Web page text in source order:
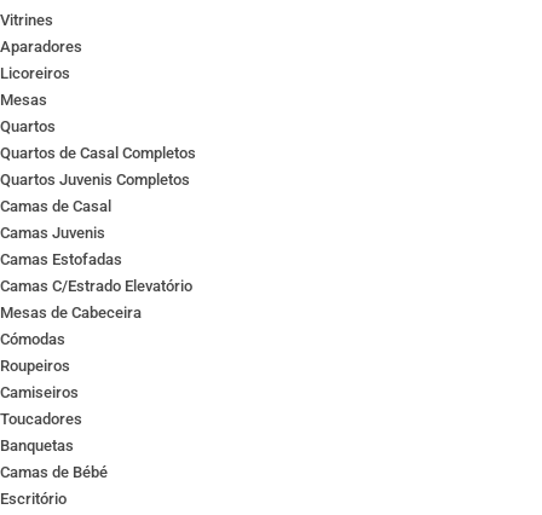
Vitrines
Aparadores
Licoreiros
Mesas
Quartos
Quartos de Casal Completos
Quartos Juvenis Completos
Camas de Casal
Camas Juvenis
Camas Estofadas
Camas C/Estrado Elevatório
Mesas de Cabeceira
Cómodas
Roupeiros
Camiseiros
Toucadores
Banquetas
Camas de Bébé
Escritório